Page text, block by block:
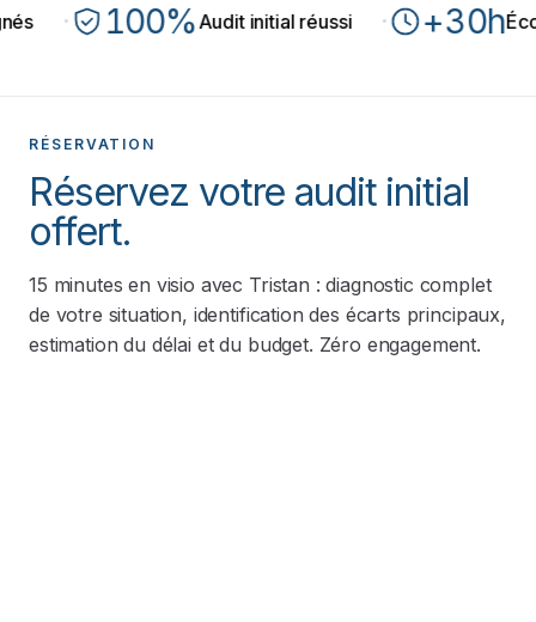
· 100%Audit initial réussi · +30h
RÉSERVATION
Réservez votre audit initial
offert.
15 minutes en visio avec Tristan : diagnostic complet
de votre situation, identification des écarts principaux,
estimation du délai et du budget. Zéro engagement.